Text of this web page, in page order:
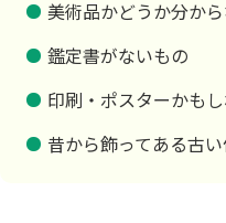
美術品かどうか分か
鑑定書がないもの
印刷・ポスターかも
昔から飾ってある古